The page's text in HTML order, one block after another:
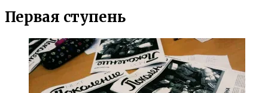
Первая ступень